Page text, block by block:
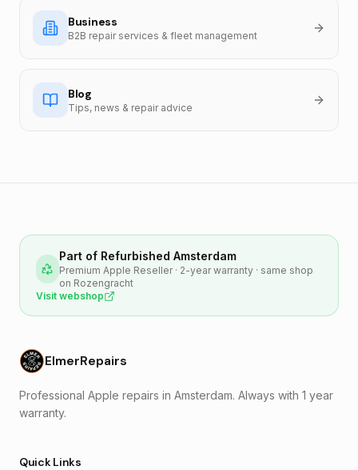
Business
B2B repair services & fleet management
Blog
Tips, news & repair advice
Part of Refurbished Amsterdam
Premium Apple Reseller · 2-year warranty · same shop
on Rozengracht
Visit webshop
ElmerRepairs
Professional Apple repairs in Amsterdam. Always with 1 year
warranty.
Quick Links